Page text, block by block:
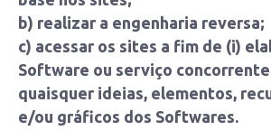
b) realizar a engenharia reversa;
c) acessar os sites a fim de (i)
Software ou serviço
quaisquer ideias, elementos,
e/ou gráficos dos Softwares.